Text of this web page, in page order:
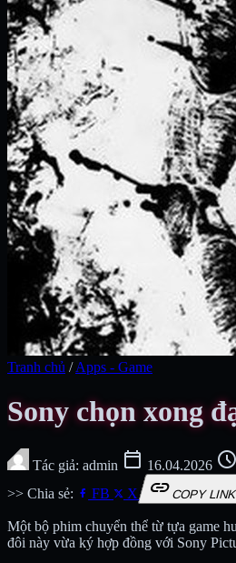
Tranh chủ / Apps - Game
Sony chọn xong
Tác giả: admin calendar_today 16.04.2026 schedule
>> Chia sẻ:
FB X linkCOPY LINK
Một bộ phim chuyển thể từ tựa game
đôi này vừa ký hợp đồng với Sony